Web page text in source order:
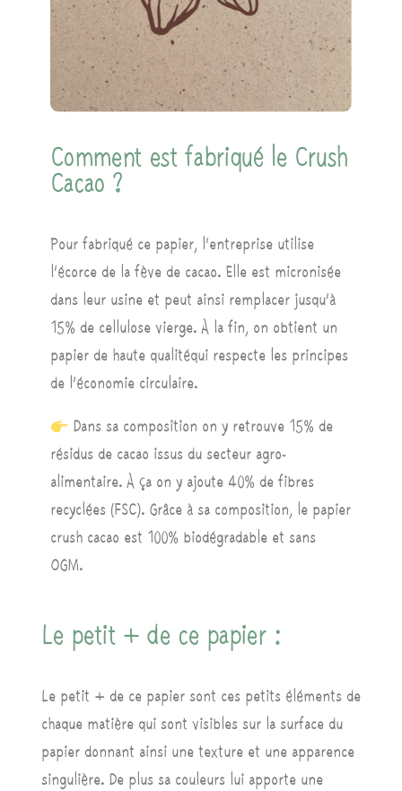
Comment est fabriqué le Crush
Cacao ?
Pour fabriqué ce papier, l’entreprise utilise
l’écorce de la fève de cacao. Elle est micronisée
dans leur usine et peut ainsi remplacer jusqu’à
15% de cellulose vierge. À la fin, on obtient un
papier de haute qualitéqui respecte les principes
de l’économie circulaire.
Dans sa composition on y retrouve 15% de
résidus de cacao issus du secteur agro-
alimentaire. À ça on y ajoute 40% de fibres
recyclées (FSC). Grâce à sa composition, le papier
crush cacao est 100% biodégradable et sans
OGM.
Le petit + de ce papier :
Le petit + de ce papier sont ces petits éléments de
chaque matière qui sont visibles sur la surface du
papier donnant ainsi une texture et une apparence
singulière. De plus sa couleurs lui apporte une